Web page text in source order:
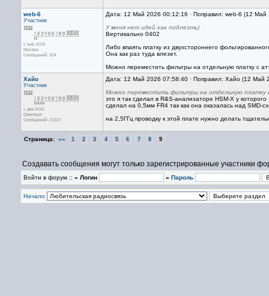
web-6
Участник
с янв 2018
Москва
Сообщений: 324
Дата: 12 Май 2026 00:12:16 · Поправил: web-6 (12
У меня нет идей как подлезть)
Вертикально 0402
Либо впаять платку из двухстороннего
Она как раз туда влезет.
Можно переместить фильтры на отдельную платку с
Хайо
Участник
с дек 2015
Оренбург
Сообщений: 21537
Дата: 12 Май 2026 07:58:40 · Поправил: Хайо (12 Май
Можно переместить фильтры на отдельную
это я так сделал в R&S-анализаторе HSM-X у
сделал на 0,5мм FR4 так как она оказалась над SMD-
на 2,5ГГц проводку к этой плате нужно делать
Страница: «« 1 2 3 4 5 6 7 8 9
Создавать сообщения могут только зарегистрированные участники
Войти в форум :: » Логин » Пароль
Начало